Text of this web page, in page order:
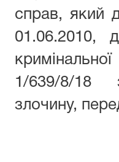
справ, який
01.06.2010,
1/639/8/18
злочину,